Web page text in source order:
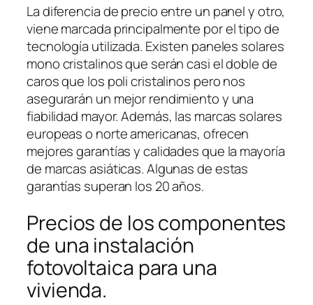
La diferencia de precio entre un panel y otro,
viene marcada principalmente por el tipo de
tecnología utilizada. Existen paneles solares
mono cristalinos que serán casi el doble de
caros que los poli cristalinos pero nos
asegurarán un mejor rendimiento y una
fiabilidad mayor. Además, las marcas solares
europeas o norte americanas, ofrecen
mejores garantías y calidades que la mayoría
de marcas asiáticas. Algunas de estas
garantías superan los 20 años.
Precios de los componentes
de una instalación
fotovoltaica para una
vivienda.